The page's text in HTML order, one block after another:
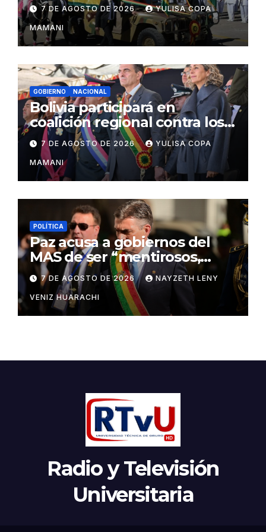
7 DE AGOSTO DE 2026 YULISA COPA
MAMANI
GOBIERNO NACIONAL
Bolivia participará en
coalición regional contra los
cárteles del narcotráfico
7 DE AGOSTO DE 2026 YULISA COPA
MAMANI
POLÍTICA
Paz acusa a gobiernos del
MAS de ser “mentirosos,
ladrones y flojos”
7 DE AGOSTO DE 2026 NAYZETH LENY
VENIZ HUARACHI
Radio y Televisión
Universitaria